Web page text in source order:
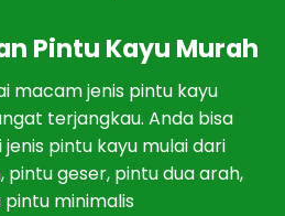
Pintu Kayu Murah
macamjenis pintu kayu
at terjangkau. Anda bisa
jenis pintu kayu mulaidari
, pintugeser, pintuduaarah,
pintu minimalis